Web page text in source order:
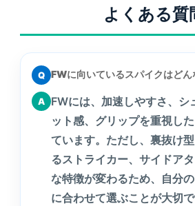
よくある質
Q FWに向いているスパイクはどん
A
FWには、加速しやすさ、シ
ット感、グリップを重視し
ています。ただし、裏抜け
るストライカー、サイドア
な特徴が変わるため、自分
に合わせて選ぶことが大切で